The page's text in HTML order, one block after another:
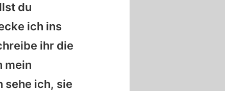
du
ich ins
ihr die
mein
sehe ich, sie